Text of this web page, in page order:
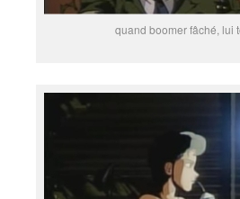
quand boomer fâché, lui